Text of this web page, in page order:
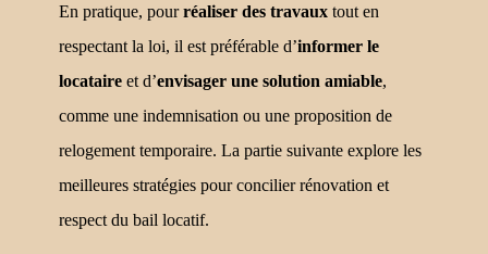
En pratique, pourréaliser des travaux tout en
respectant la loi, il est préférable d’informer le
locataire et d’envisager une solution amiable,
comme une indemnisation ou une proposition de
relogement temporaire. La partie suivante explore les
meilleures stratégies pour concilier rénovation et
respect du bail locatif.